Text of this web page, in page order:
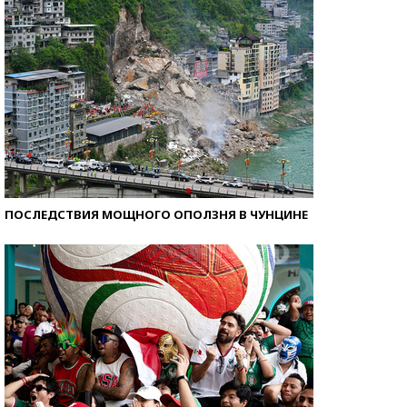
ПОСЛЕДСТВИЯ МОЩНОГО ОПОЛЗНЯ В ЧУНЦИНЕ